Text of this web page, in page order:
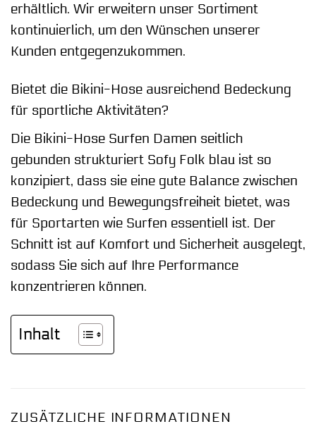
erhältlich. Wir erweitern unser Sortiment
kontinuierlich, um den Wünschen unserer
Kunden entgegenzukommen.
Bietet die Bikini-Hose ausreichend Bedeckung
für sportliche Aktivitäten?
Die Bikini-Hose Surfen Damen seitlich
gebunden strukturiert Sofy Folk blau ist so
konzipiert, dass sie eine gute Balance zwischen
Bedeckung und Bewegungsfreiheit bietet, was
für Sportarten wie Surfen essentiell ist. Der
Schnitt ist auf Komfort und Sicherheit ausgelegt,
sodass Sie sich auf Ihre Performance
konzentrieren können.
Inhalt
ZUSÄTZLICHE INFORMATIONEN